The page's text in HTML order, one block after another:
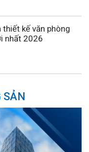
thiết kế văn phòng
nhất 2026
SẢN